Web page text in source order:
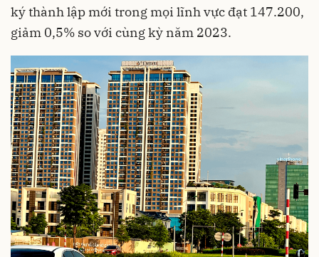
ký thành lập mới trong mọi lĩnh vực đạt 147.200,
giảm 0,5% so với cùng kỳ năm 2023.